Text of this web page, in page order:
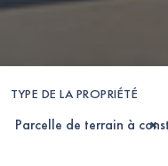
TYPE DE LA PROPRIÉTÉ
×